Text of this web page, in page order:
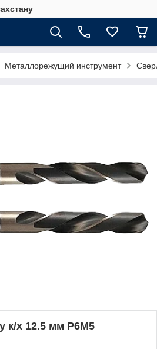
Металлорежущий инструмент
к/х 12.5 мм Р6М5